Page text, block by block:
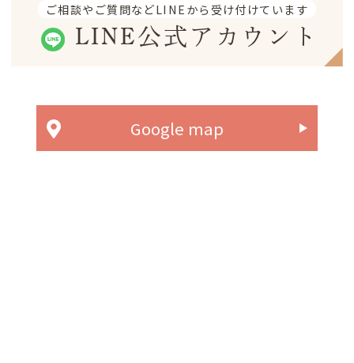
ご相談やご質問などLINEから受け付けています
LINE公式アカウント
Google map